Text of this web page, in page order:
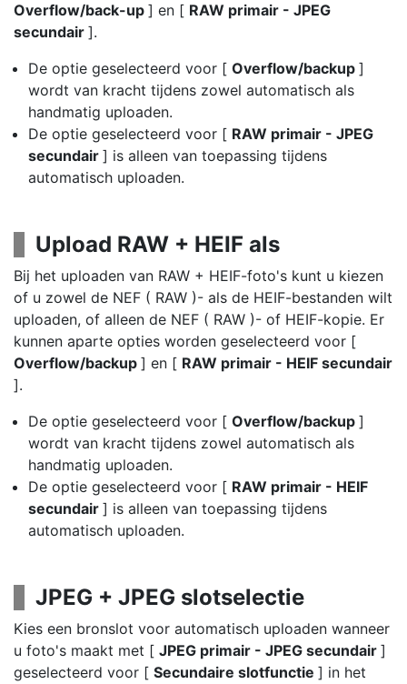
Overflow/back-up ] en [ RAW primair - JPEG
secundair ].
De optie geselecteerd voor [ Overflow/backup ]
wordt van kracht tijdens zowel automatisch als
handmatig uploaden.
De optie geselecteerd voor [ RAW primair - JPEG
secundair ] is alleen van toepassing tijdens
automatisch uploaden.
Upload RAW + HEIF als
Bij het uploaden van RAW + HEIF-foto's kunt u kiezen
of u zowel de NEF ( RAW )- als de HEIF-bestanden wilt
uploaden, of alleen de NEF ( RAW )- of HEIF-kopie. Er
kunnen aparte opties worden geselecteerd voor [
Overflow/backup ] en [ RAW primair - HEIF secundair
].
De optie geselecteerd voor [ Overflow/backup ]
wordt van kracht tijdens zowel automatisch als
handmatig uploaden.
De optie geselecteerd voor [ RAW primair - HEIF
secundair ] is alleen van toepassing tijdens
automatisch uploaden.
JPEG + JPEG slotselectie
Kies een bronslot voor automatisch uploaden wanneer
u foto's maakt met [ JPEG primair - JPEG secundair ]
geselecteerd voor [ Secundaire slotfunctie ] in het